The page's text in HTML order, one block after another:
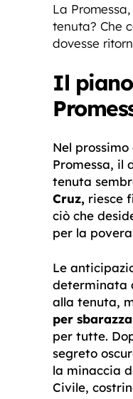
La
tenuta? Che
dovesse
Il
Nel
Promessa, il
tenuta
Cruz, riesce
ciò che
per la povera
Le
determinata
alla tenuta,
per
per tutte.
segreto
la minaccia
Civile,